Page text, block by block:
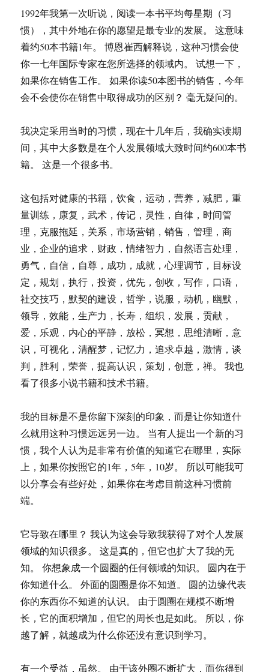
童
书
店
联
盟
推
动
绘
读
方
案
1992年我第一次听说，阅读一本书平均每星期（习
惯），其中外地在你的愿望是最专业的发展。 这意味
着约50本书籍1年。 博恩崔西解释说，这种习惯会使
你一七年国际专家在您所选择的领域内。 试想一下，
如果你在销售工作。 如果你读50本图书的销售，今年
会不会使你在销售中取得成功的区别？ 毫无疑问的。
我决定采用当时的习惯，现在十几年后，我确实读期
间，其中大多数是在个人发展领域大致时间约600本书
籍。 这是一个很多书。
这包括对健康的书籍，饮食，运动，营养，减肥，重
量训练，康复，武术，传记，灵性，自律，时间管
理，克服拖延，关系，市场营销，销售，管理，商
业，企业的追求，财政，情绪智力，自然语言处理，
勇气，自信，自尊，成功，成就，心理调节，目标设
定，规划，执行，投资，优先，创收，写作，口语，
社交技巧，默契的建设，哲学，说服，动机，幽默，
领导，效能，生产力，长寿，组织，发展，贡献，
爱，乐观，内心的平静，放松，冥想，思维清晰，意
识，可视化，清醒梦，记忆力，追求卓越，激情，谈
判，胜利，荣誉，提高认识，策划，创意，禅。 我也
看了很多小说书籍和技术书籍。
我的目标是不是你留下深刻的印象，而是让你知道什
么就用这种习惯远远另一边。 当有人提出一个新的习
惯，我个人认为是非常有价值的知道它在哪里，实际
上，如果你按照它的1年，5年，10岁。 所以可能我可
以分享会有些好处，如果你在考虑目前这种习惯前
端。
它导致在哪里？ 我认为这会导致我获得了对个人发展
领域的知识很多。 这是真的，但它也扩大了我的无
知。 你想象成一个圆圈的任何领域的知识。 圆内在于
你知道什么。 外面的圆圈是你不知道。 圆的边缘代表
你的东西你不知道的认识。 由于圆圈在规模不断增
长，它的面积增加，但它的周长也是如此。 所以，你
越了解，就越成为什么你还没有意识到学习。
有一个受益，虽然。 由于该外圈不断扩大，而你得到